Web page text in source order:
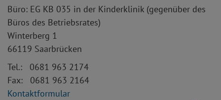
Büro: EG KB 035 in der Kinderklinik (gegenüber des
Büros des Betriebsrates)
Winterberg 1
66119 Saarbrücken
Tel.: 0681 963 2174
Fax: 0681 963 2164
Kontaktformular